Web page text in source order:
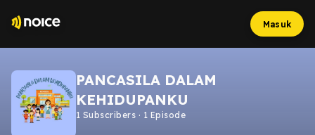
Masuk
PANCASILA DALAM
KEHIDUPANKU
1 Subscribers · 1 Episode